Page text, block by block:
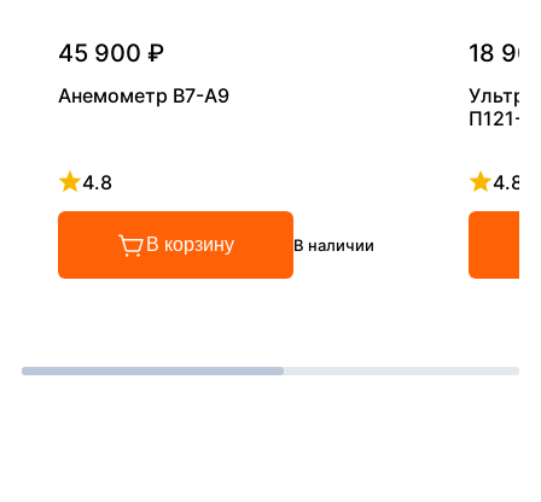
45 900 ₽
Анемометр В7-А9
4.8
Рейтинг 4.8 из 5
В корзину В наличии
18
П121-
4.8